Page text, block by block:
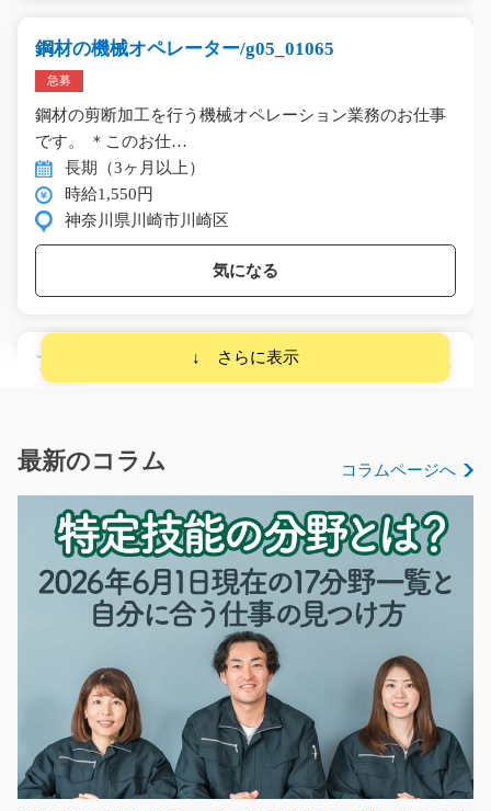
鋼材の機械オペレーター/g05_01065
急募
鋼材の剪断加工を行う機械オペレーション業務のお仕事
です。 ＊このお仕…
長期（3ヶ月以上）
時給1,550円
神奈川県川崎市川崎区
気になる
プラスチック原料を作る機械オペレーター/y03_01
335
る前工程の機械オペ…
時給1300円～時給1625円
福岡県春日市
気になる
完成したパーツの検査！/y02_01491
【前橋市×検査】 駅チカ求人！最寄り駅から徒歩10分
少々です！ 自動…
長期（3ヶ月以上）
最新のコラム コラムページへ